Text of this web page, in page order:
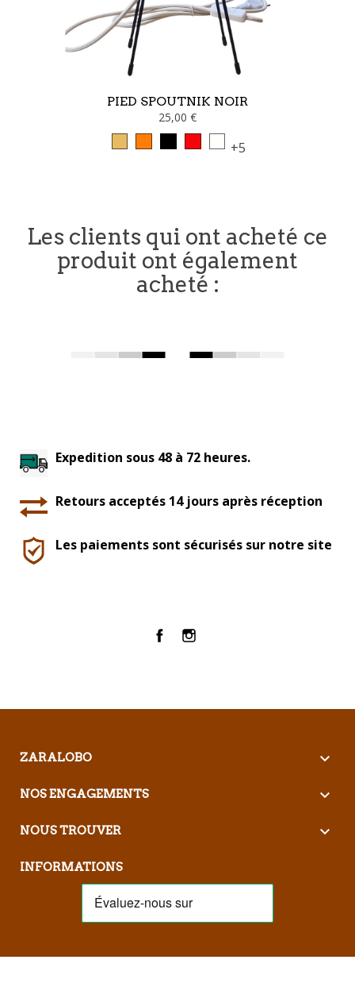
PIED SPOUTNIK NOIR
25,00 €
+5
Les clients qui ont acheté ce
produit ont également
acheté :
Expedition sous 48 à 72 heures.
Retours acceptés 14 jours après réception
Les paiements sont sécurisés sur notre site
FacebookInstagram
ZARALOBO 
NOS ENGAGEMENTS 
NOUS TROUVER 
INFORMATIONS